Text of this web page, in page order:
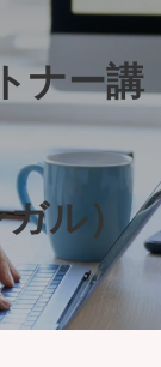
ナー講
ル）